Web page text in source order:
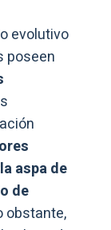
evolutivo
poseen
aspa de
de
obstante,